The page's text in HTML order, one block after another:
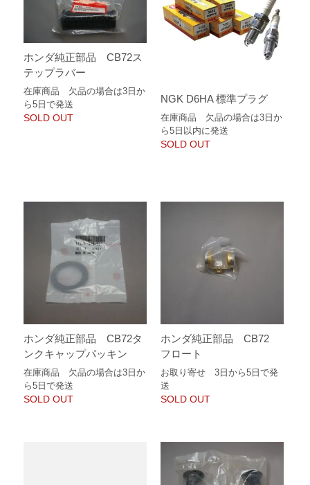
ホンダ純正部品 CB72ス
テップラバー
在庫商品 欠品の場合は3日か
ら5日で発送
SOLD OUT
NGK D6HA 標準プラグ
在庫商品 欠品の場合は3日か
ら5日以内に発送
SOLD OUT
ホンダ純正部品 CB72タ
ンクキャップパッキン
在庫商品 欠品の場合は3日か
ら5日で発送
SOLD OUT
ホンダ純正部品 CB72
フロート
お取り寄せ 3日から5日で発
送
SOLD OUT